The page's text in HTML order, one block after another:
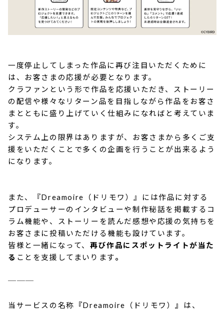
一度停止してしまった作品に再び注目いただくために
は、お客さまの応援が必要となります。
クラファンという形で作品を応援いただき、ストーリー
の配信や様々なリターン品を目指しながら作品をお客さ
まとともに盛り上げていく仕組みになればと考えていま
す。
システム上の限界はありますが、お客さまから多くご支
援をいただくことで多くの企画を行うことが出来るよう
になります。
また、『Dreamoire（ドリモワ）』には作品に対する
プロデューサーのインタビューや制作秘話を掲載するコ
ラム機能や、ストーリーを読んだ感想や応援の気持ちを
お客さまに投稿いただける機能も設けています。
皆様と一緒になって、 再び作品にスポットライトが当た
る ことを支援してまいります。
当サービスの名称 『Dreamoire（ドリモワ） 』
は、